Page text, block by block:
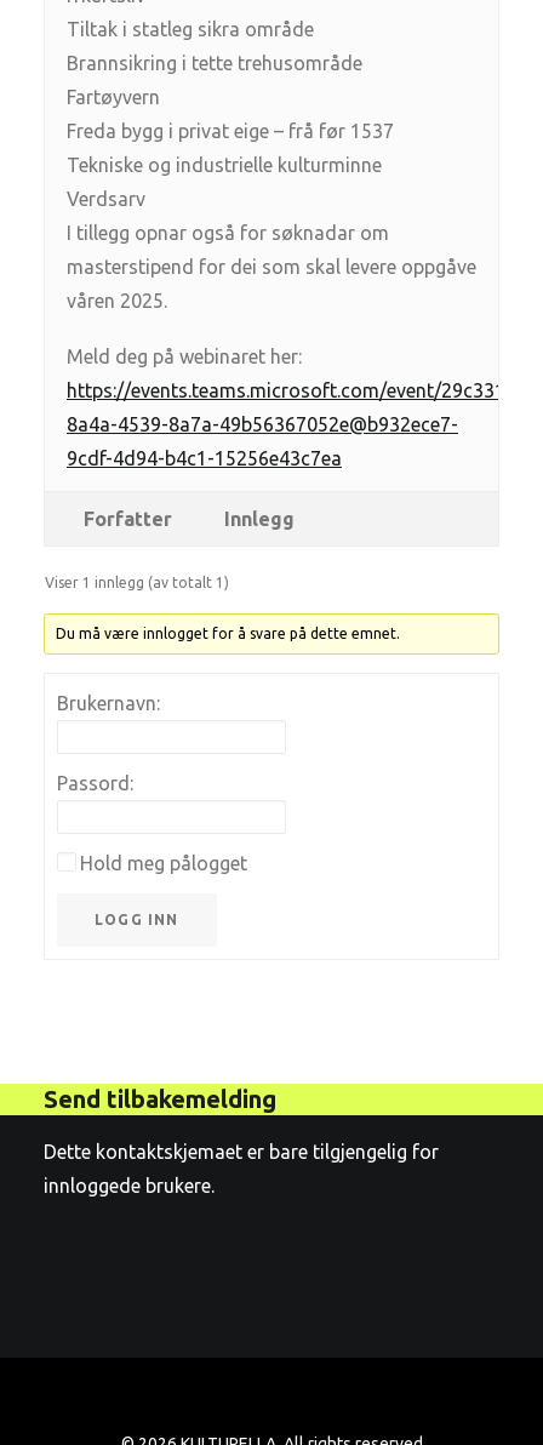
Tiltak i statleg sikra område
Brannsikring i tette trehusområde
Fartøyvern
Freda bygg i privat eige – frå før 1537
Tekniske og industrielle kulturminne
Verdsarv
I tillegg opnar også for søknadar om
masterstipend for dei som skal levere oppgåve
våren 2025.
Meld deg på webinaret her:
https://events.teams.microsoft.com/event/29c3319f-
8a4a-4539-8a7a-49b56367052e@b932ece7-
9cdf-4d94-b4c1-15256e43c7ea
Forfatter Innlegg
Viser 1 innlegg (av totalt 1)
Du må være innlogget for å svare på dette emnet.
Brukernavn:
Passord:
Hold meg pålogget
LOGG INN
Send tilbakemelding
Dette kontaktskjemaet er bare tilgjengelig for
innloggede brukere.